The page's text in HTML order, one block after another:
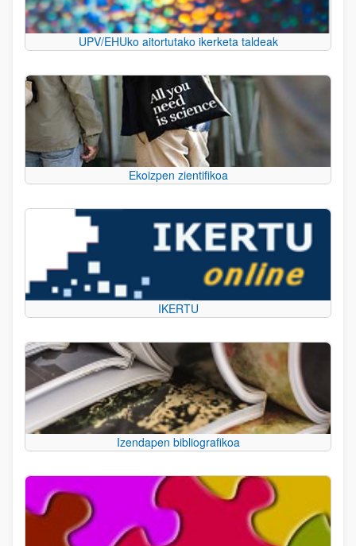
UPV/EHUko aitortutako ikerketa taldeak
Ekoizpen zientifikoa
IKERTU
Izendapen bibliografikoa